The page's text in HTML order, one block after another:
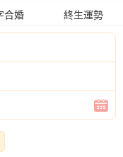
合婚 終生運勢